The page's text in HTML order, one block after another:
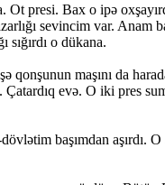
presi. Bax o ipə
sevincim var. Anam
o dükana.
maşını da
evə. O iki pres
başımdan aşırdı.